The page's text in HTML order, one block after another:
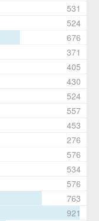
531
524
676
371
405
430
524
557
453
276
576
534
576
763
921